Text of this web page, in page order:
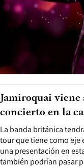
La banda británica
tour que tiene como eje
una presentación en
también podrían pasar
Jamiroquai
concierto en la